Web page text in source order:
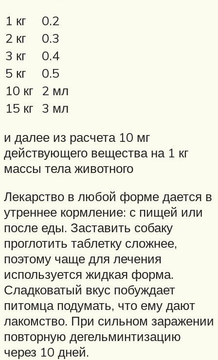
1 кг
0.2
2 кг
0.3
3 кг
0.4
5 кг
0.5
10 кг 2 мл
15 кг 3 мл
и далее из расчета 10 мг
действующего вещества на 1 кг
массы тела животного
Лекарство в любой форме дается в
утреннее кормление: с пищей или
после еды. Заставить собаку
проглотить таблетку сложнее,
поэтому чаще для лечения
используется жидкая форма.
Сладковатый вкус побуждает
питомца подумать, что ему дают
лакомство. При сильном заражении
повторную дегельминтизацию
через 10 дней.